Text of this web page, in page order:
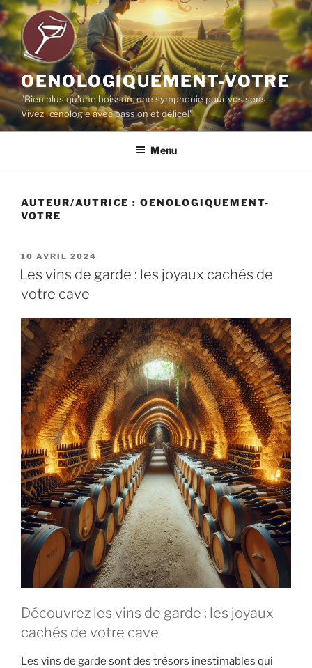
Aller
au
contenu
principal
OENOLOGIQUEMENT-VOTRE
"Bien plus qu'une boisson, une symphonie pour vos sens –
Vivez l'œnologie avec passion et délice!"
Menu
AUTEUR/AUTRICE :OENOLOGIQUEMENT-
VOTRE
PUBLIÉ
LE
10 AVRIL 2024
Les vins de garde : les joyaux cachés de
votre cave
Découvrez les vins de garde : les joyaux
cachés de votre cave
Les vins de garde sont des trésors inestimables qui